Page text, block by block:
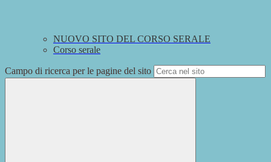
NUOVO SITO DEL CORSO SERALE
Corso serale
Campo di ricerca per le pagine del sito